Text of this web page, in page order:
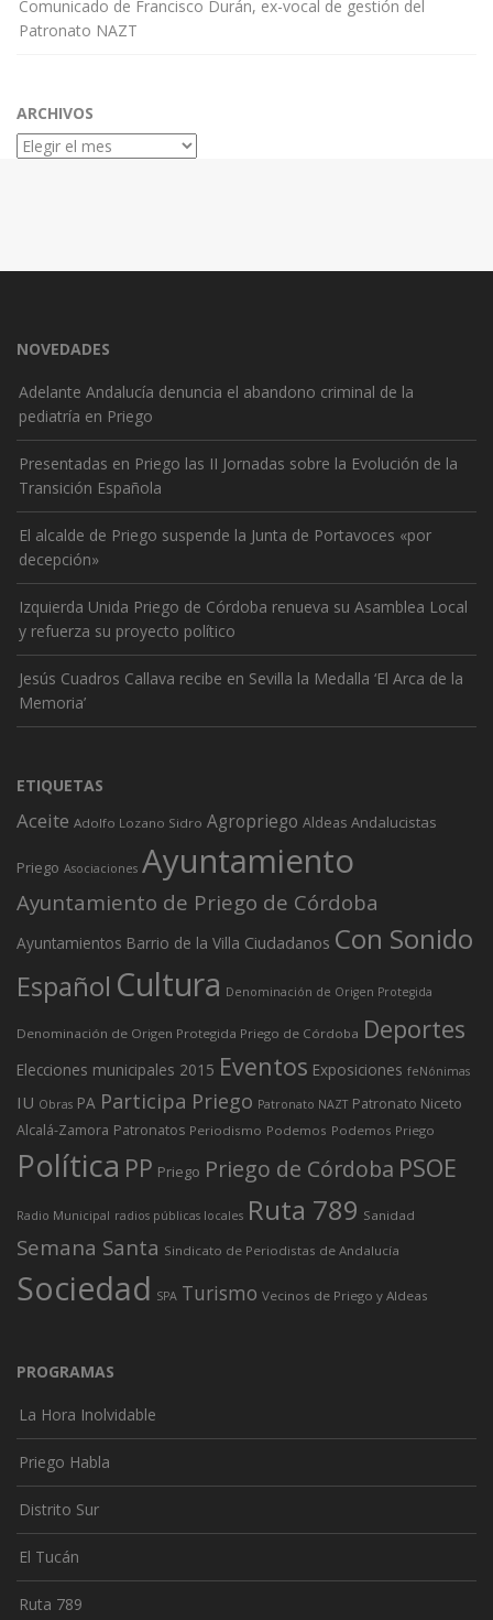
Comunicado de Francisco Durán, ex-vocal de gestión del
Patronato NAZT
ARCHIVOS
Archivos
NOVEDADES
Adelante Andalucía denuncia el abandono criminal de la
pediatría en Priego
Presentadas en Priego las II Jornadas sobre la Evolución de la
Transición Española
El alcalde de Priego suspende la Junta de Portavoces «por
decepción»
Izquierda Unida Priego de Córdoba renueva su Asamblea Local
y refuerza su proyecto político
Jesús Cuadros Callava recibe en Sevilla la Medalla ‘El Arca de la
Memoria’
ETIQUETAS
Aceite Adolfo Lozano Sidro Agropriego Aldeas Andalucistas
Priego Asociaciones Ayuntamiento
Ayuntamiento de Priego de Córdoba
Ayuntamientos Barrio de la Villa Ciudadanos Con Sonido
Español Cultura Denominación de Origen Protegida
Denominación de Origen Protegida Priego de Córdoba Deportes
Elecciones municipales 2015 Eventos Exposiciones feNónimas
IU Obras PA Participa Priego Patronato NAZT Patronato Niceto
Alcalá-Zamora Patronatos Periodismo Podemos Podemos Priego
Política PP Priego Priego de Córdoba PSOE
Radio Municipal radios públicas locales Ruta 789 Sanidad
Semana Santa Sindicato de Periodistas de Andalucía
Sociedad SPA Turismo Vecinos de Priego y Aldeas
PROGRAMAS
La Hora Inolvidable
Priego Habla
Distrito Sur
El Tucán
Ruta 789